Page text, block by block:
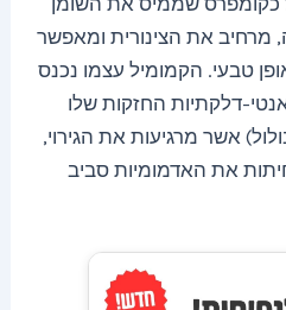
את הצינורית ומאפשר
טבעי. הקמומיל עצמו נכנס
דלקתיות החזקות שלו
אשר מרגיעות את הגירוי,
את האדמומיות סביב